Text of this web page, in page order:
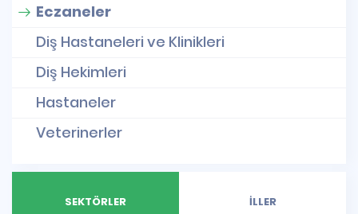
Eczaneler
Diş Hastaneleri ve Klinikleri
Diş Hekimleri
Hastaneler
Veterinerler
SEKTÖRLER İLLER